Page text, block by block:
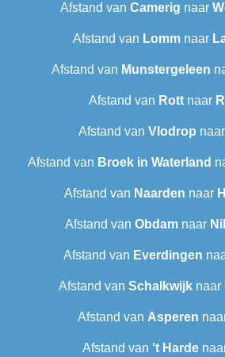
Afstand van Camerig naar
Afstand van Lomm naar
Afstand van Munstergeleen
Afstand van Rottnaar
Afstand van Vlodrop naar
Afstand van Broek in Waterland
Afstand van Naarden naar
Afstand van Obdam naar
Afstand van Everdingen
Afstand van Schalkwijknaar
Afstand van Asperen
Afstand van 't Harde